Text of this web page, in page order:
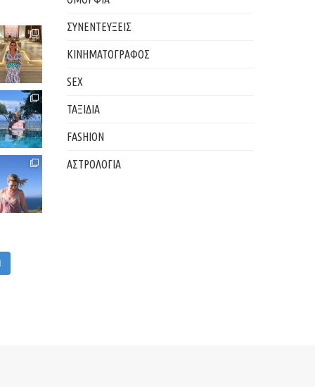
ΣΥΝΕΝΤΕΥΞΕΙΣ
ΚΙΝΗΜΑΤΟΓΡΑΦΟΣ
SEX
ΤΑΞΙΔΙΑ
FASHION
ΑΣΤΡΟΛΟΓΙΑ